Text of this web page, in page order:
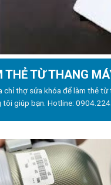
THẺ TỪ THANG
chỉ thợ sửa khóa để làm thẻ từ
tôi giúp bạn. Hotline: